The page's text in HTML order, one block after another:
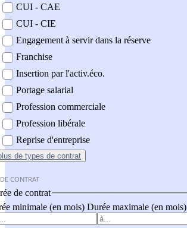
CUI - CAE
CUI - CIE
Engagement à servir dans la réserve
Franchise
Insertion par l'activ.éco.
Portage salarial
Profession commerciale
Profession libérale
Reprise d'entreprise
de types de contrat
CONTRAT
de contrat
minimale (en mois) Durée maximale (en mois)